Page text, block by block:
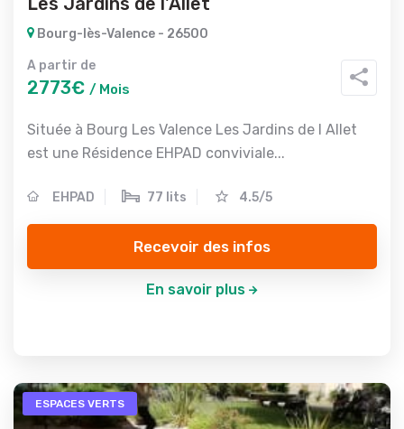
Bourg-lès-Valence - 26500
A partir de
2773€ / Mois
Située à Bourg Les Valence Les Jardins de l Allet
est une Résidence EHPAD conviviale...
EHPAD 77 lits 4.5/5
Recevoir des infos
En savoir plus
ESPACES VERTS